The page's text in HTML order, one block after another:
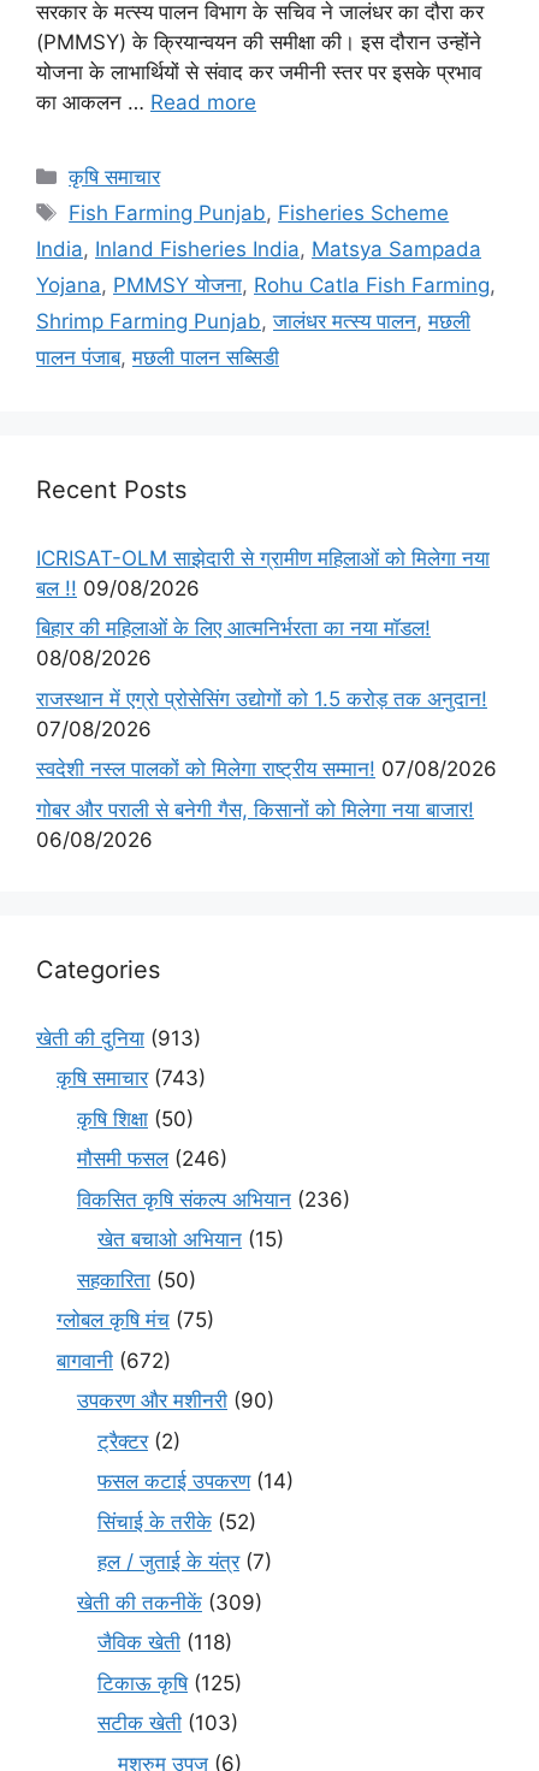
सरकार के मत्स्य पालन विभाग के सचिव ने जालंधर का दौरा कर
(PMMSY) के क्रियान्वयन की समीक्षा की। इस दौरान उन्होंने
योजना के लाभार्थियों से संवाद कर जमीनी स्तर पर इसके प्रभाव
का आकलन … Read more
कृषि समाचार
Fish Farming Punjab, Fisheries Scheme
India, Inland Fisheries India, Matsya Sampada
Yojana, PMMSY योजना, Rohu Catla Fish Farming,
Shrimp Farming Punjab,जालंधर मत्स्य पालन,मछली
पालन पंजाब,मछली पालन सब्सिडी
Recent Posts
ICRISAT-OLM साझेदारी से ग्रामीण महिलाओं को मिलेगा नया
बल !! 09/08/2026
बिहार की महिलाओं के लिए आत्मनिर्भरता का नया मॉडल!
08/08/2026
राजस्थान में एग्रो प्रोसेसिंग उद्योगों को 1.5 करोड़ तक अनुदान!
07/08/2026
स्वदेशी नस्ल पालकों को मिलेगा राष्ट्रीय सम्मान! 07/08/2026
गोबर और पराली से बनेगी गैस, किसानों को मिलेगा नया बाजार!
06/08/2026
Categories
खेती की दुनिया (913)
कृषि समाचार(743)
कृषि शिक्षा (50)
मौसमी फसल(246)
विकसित कृषि संकल्प अभियान (236)
खेत बचाओ अभियान (15)
सहकारिता (50)
ग्लोबल कृषि मंच (75)
बागवानी (672)
उपकरण और मशीनरी (90)
ट्रैक्टर(2)
फसल कटाई उपकरण(14)
सिंचाई के तरीके (52)
हल / जुताई के यंत्र(7)
खेती की तकनीकें (309)
जैविक खेती (118)
टिकाऊ कृषि(125)
सटीक खेती (103)
मशरुम उपज (6)